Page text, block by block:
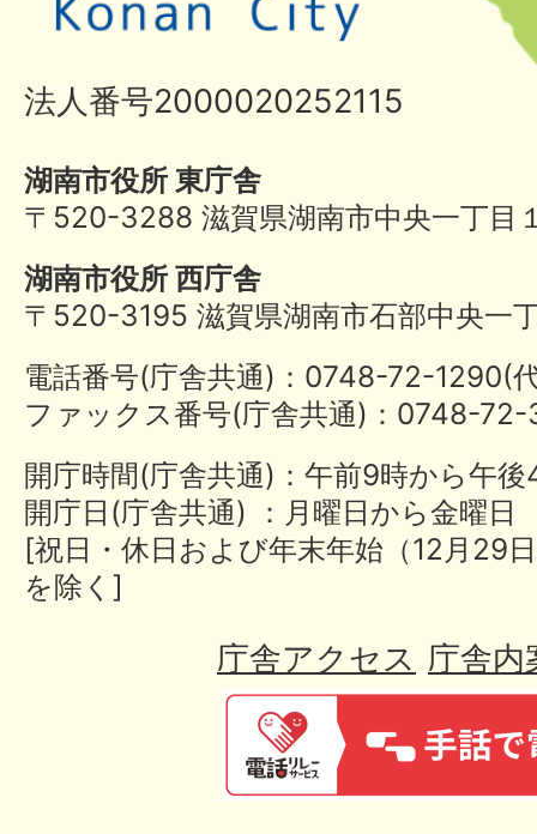
法人番号2000020252115
湖南市役所 東庁舎
〒520-3288 滋賀県湖南市中央一丁目
湖南市役所 西庁舎
〒520-3195 滋賀県湖南市石部中央一
電話番号(庁舎共通)：0748-72-
ファックス番号(庁舎共通)：0748-
開庁時間(庁舎共通)：午前9時から午
開庁日(庁舎共通) ：月曜日から金曜日
[祝日・休日および年末年始（12月29
を除く]
庁舎アクセス 庁舎内